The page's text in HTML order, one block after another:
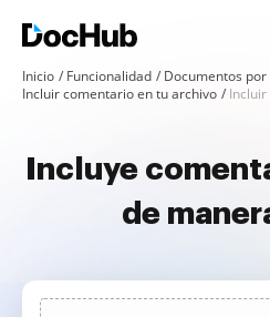
Inicio Funcionalidad
Documentos
Incluir comentario en tu archivo
Incluye
de